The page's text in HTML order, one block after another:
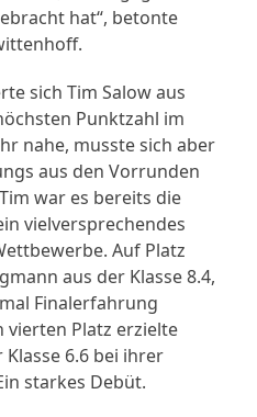
hat“, betonte
sich Tim Salow aus
Punktzahl im
nahe, musste sich aber
aus den Vorrunden
war es bereits die
vielversprechen­des
Auf Platz
aus der Klasse 8.4,
Finalerfahrung
vierten Platz erzielte
6.6 bei ihrer
starkes Debüt.